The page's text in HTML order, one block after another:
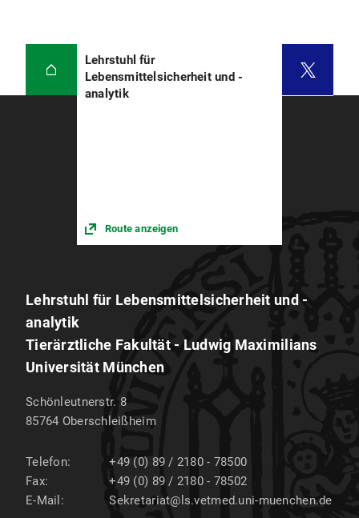
Lehrstuhl für
Lebensmittelsicherheit und -
analytik
Route anzeigen
Lehrstuhl für Lebensmittelsicherheit und -
analytik
Tierärztliche Fakultät - Ludwig Maximilians
Universität München
Schönleutnerstr. 8
85764 Oberschleißheim
Telefon:
+49 (0) 89 / 2180 - 78500
Fax:
+49 (0) 89 / 2180 - 78502
E-Mail:
Sekretariat@ls.vetmed.uni-muenchen.de